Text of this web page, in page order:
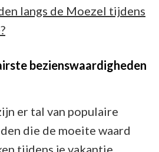
langs de Moezel tijdens
bezienswaardigheden
er tal van populaire
die de moeite waard
tijdens je vakantie.